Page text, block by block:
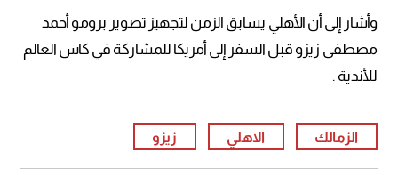
وأشار إلى أن الأهلي يسابق الزمن لتجهيز تصوير برومو أحمد
مصطفى زيزو قبل السفر إلى أمريكا للمشاركة في كاس العالم
للأندية .
الزمالك الاهلي زيزو